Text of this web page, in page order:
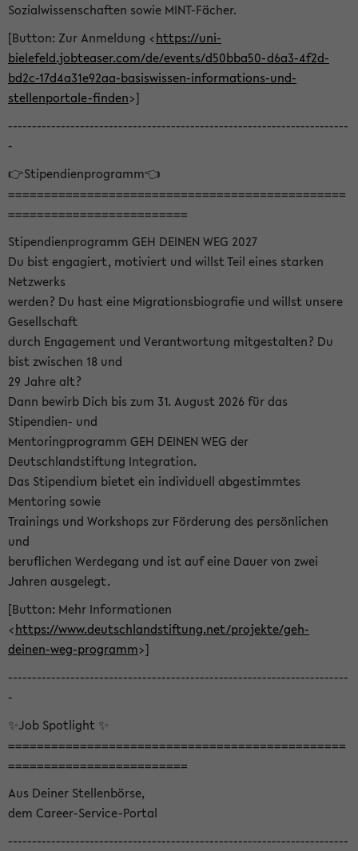
Sozialwissenschaften sowie MINT-Fächer.
[Button: Zur Anmeldung <https://uni-
bielefeld.jobteaser.com/de/events/d50bba50-d6a3-4f2d-
bd2c-17d4a31e92aa-basiswissen-informations-und-
stellenportale-finden>]
-----------------------------------------------------------------------
-
👉Stipendienprogramm👈
===============================================
=========================
Stipendienprogramm GEH DEINEN WEG 2027
Du bist engagiert, motiviert und willst Teil eines starken
Netzwerks
werden? Du hast eine Migrationsbiografie und willst unsere
Gesellschaft
durch Engagement und Verantwortung mitgestalten? Du
bist zwischen 18 und
29 Jahre alt?
Dann bewirb Dich bis zum 31. August 2026 für das
Stipendien- und
Mentoringprogramm GEH DEINEN WEG der
Deutschlandstiftung Integration.
Das Stipendium bietet ein individuell abgestimmtes
Mentoring sowie
Trainings und Workshops zur Förderung des persönlichen
und
beruflichen Werdegang und ist auf eine Dauer von zwei
Jahren ausgelegt.
[Button: Mehr Informationen
<https://www.deutschlandstiftung.net/projekte/geh-
deinen-weg-programm>]
-----------------------------------------------------------------------
-
✨Job Spotlight ✨
===============================================
=========================
Aus Deiner Stellenbörse,
dem Career-Service-Portal
-----------------------------------------------------------------------